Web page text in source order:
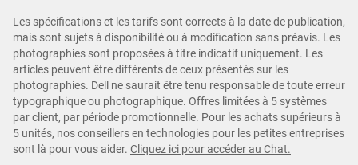
Les spécifications et les tarifs sont corrects à la date de publication,
mais sont sujets à disponibilité ou à modification sans préavis. Les
photographies sont proposées à titre indicatif uniquement. Les
articles peuvent être différents de ceux présentés sur les
photographies. Dell ne saurait être tenu responsable de toute erreur
typographique ou photographique. Offres limitées à 5 systèmes
par client, par période promotionnelle. Pour les achats supérieurs à
5 unités, nos conseillers en technologies pour les petites entreprises
sont là pour vous aider. Cliquez ici pour accéder au Chat.